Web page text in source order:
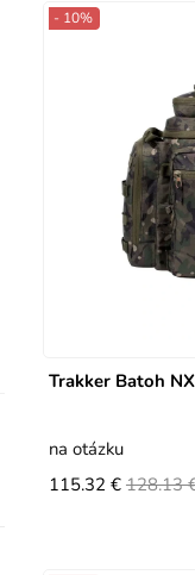
Trakker Batoh
- 10%
na otázku
115.32 € 128.13